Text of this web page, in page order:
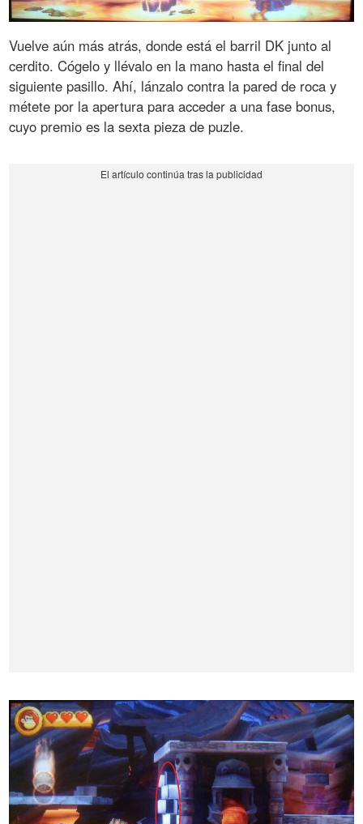
Vuelve aún más atrás, donde está el barril DK junto al
cerdito. Cógelo y llévalo en la mano hasta el final del
siguiente pasillo. Ahí, lánzalo contra la pared de roca y
métete por la apertura para acceder a una fase bonus,
cuyo premio es la sexta pieza de puzle.